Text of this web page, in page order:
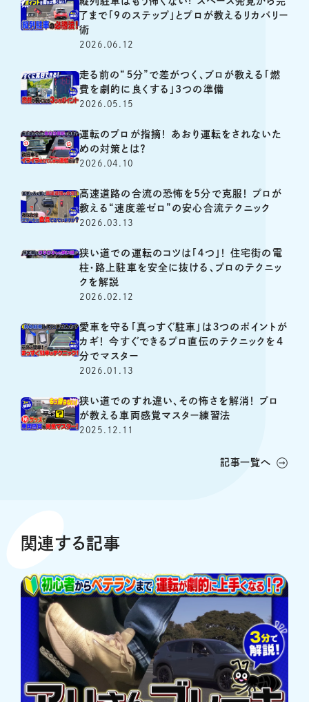
了まで「9のステップ」とプロが教えるリカバリー
術
2026.06.12
走る前の“５分”で差がつく、プロが教える「燃
費を劇的に良くする」3つの準備
2026.05.15
運転のプロが指摘！ あおり運転をされないた
めの対策とは？
2026.04.10
高速道路の合流の恐怖を5分で克服！ プロが
教える“速度差ゼロ”の安心合流テクニック
2026.03.13
狭い道での運転のコツは「４つ」！ 住宅街の電
柱・路上駐車を安全に抜ける、プロのテクニッ
クを解説
2026.02.12
愛車を守る「真っすぐ駐車」は３つのポイントが
カギ！ 今すぐできるプロ直伝のテクニックを4
分でマスター
2026.01.13
狭い道でのすれ違い、その怖さを解消！ プロ
が教える車両感覚マスター練習法
2025.12.11
記事一覧へ
関連する記事